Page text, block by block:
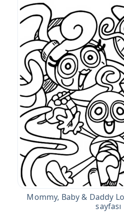
Mommy, Baby & Daddy
sayfası